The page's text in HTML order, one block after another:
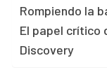
Rompiendo la
El papel crítico
Discovery